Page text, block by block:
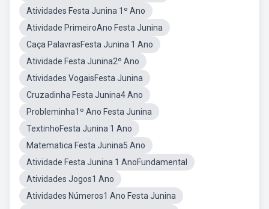
Atividades Festa Junina 1º Ano
Atividade PrimeiroAno Festa Junina
Caça PalavrasFesta Junina 1 Ano
Atividade Festa Junina2º Ano
Atividades VogaisFesta Junina
Cruzadinha Festa Junina4 Ano
Probleminha1º Ano Festa Junina
TextinhoFesta Junina 1 Ano
Matematica Festa Junina5 Ano
Atividade Festa Junina 1 AnoFundamental
Atividades Jogos1 Ano
Atividades Números1 Ano Festa Junina